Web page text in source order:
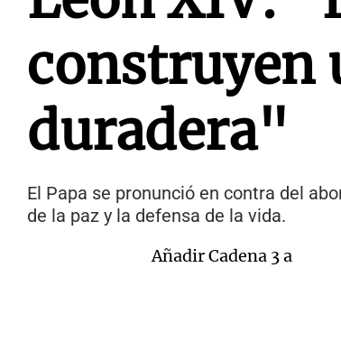
construyen
duradera"
El Papa se pronunció en contra del
de la paz y la defensa de la vida.
Añadir Cadena 3 a